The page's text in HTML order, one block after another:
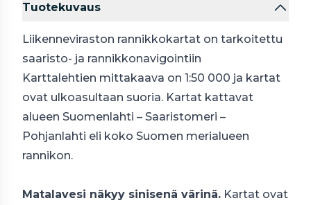
Tuotekuvaus
Liikenneviraston rannikkokartat on tarkoitettu
saaristo- ja rannikkonavigointiin
Karttalehtien mittakaava on 1:50 000 ja kartat
ovat ulkoasultaan suoria. Kartat kattavat
alueen Suomenlahti – Saaristomeri –
Pohjanlahti eli koko Suomen merialueen
rannikon.
Matalavesi näkyy sinisenä värinä. Kartat ovat